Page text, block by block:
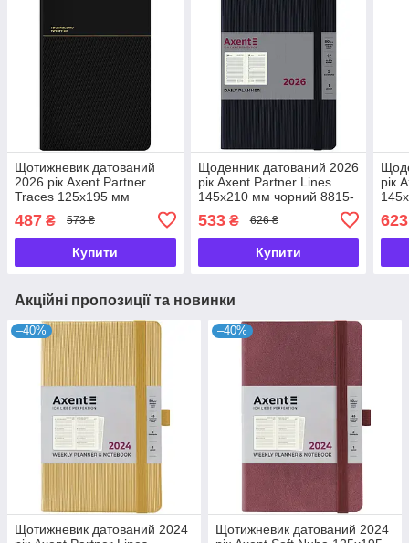
Щотижневик датований
2026 рік Axent Partner
Traces 125х195 мм
72758
487 ₴ 573 ₴
Купити
Щоденник датований 2026
рік Axent Partner Lines
145х210 мм чорний 8815-
533₴ 626 ₴
Купити
рік
623
Акційні пропозиції та новинки
–40%
Щотижневик датований 2024
–40%
Щотижневик датований 2024